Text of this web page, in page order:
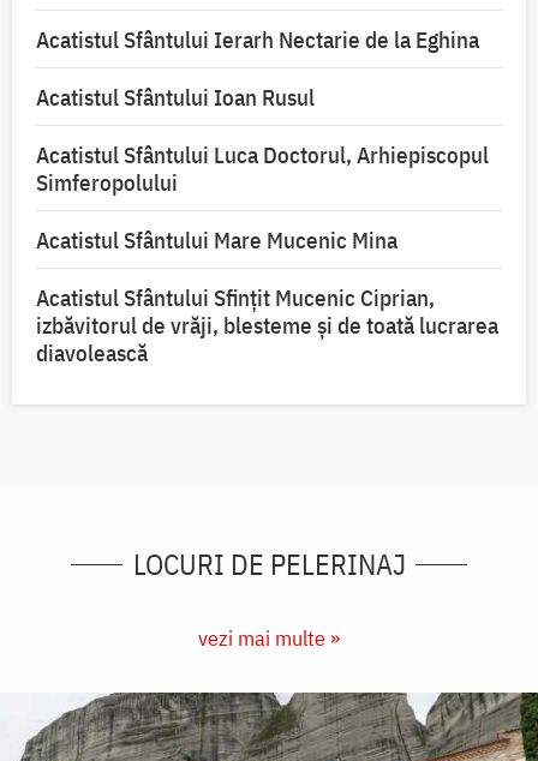
Acatistul Sfântului Ierarh Nectarie de la Eghina
Acatistul Sfântului Ioan Rusul
Acatistul Sfântului Luca Doctorul, Arhiepiscopul
Simferopolului
Acatistul Sfântului Mare Mucenic Mina
Acatistul Sfântului Sfințit Mucenic Ciprian,
izbăvitorul de vrăji, blesteme și de toată lucrarea
diavolească
LOCURI DE PELERINAJ
vezi mai multe »